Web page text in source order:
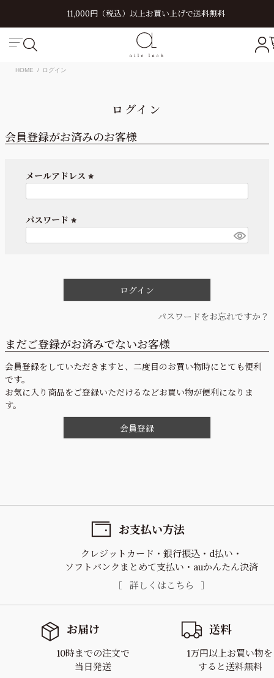
11,000円（税込）以上お買い上げで送料無料
HOME ログイン
ログイン
会員登録がお済みのお客様
メールアドレス
)
パスワード
ログイン
パスワードをお忘れですか？
まだご登録がお済みでないお客様
会員登録をしていただきますと、二度目のお買い物時にとても便利
です。
お気に入り商品をご登録いただけるなどお買い物が便利になりま
す。
会員登録
お支払い方法
クレジットカード 銀行振込
d払い
ソフトバンクまとめて支払い
auかんたん決済
詳しくはこちら
お届け
10時までの注文で
当日発送
送料
1万円以上お買い物を
すると送料無料